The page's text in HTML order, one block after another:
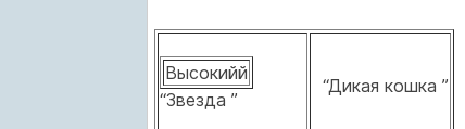
Высокийй
“Звезда ”
“Дикая кошка ”